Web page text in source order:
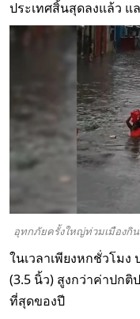
ประเทศสิ้นสุดลงแล้ว แ
อุทกภัยครั้งใหญ่ท่วมเมืองกิ
ในเวลาเพียงหกชั่วโม
(3.5 นิ้ว) สูงกว่าค่าปก
ที่สุดของปี